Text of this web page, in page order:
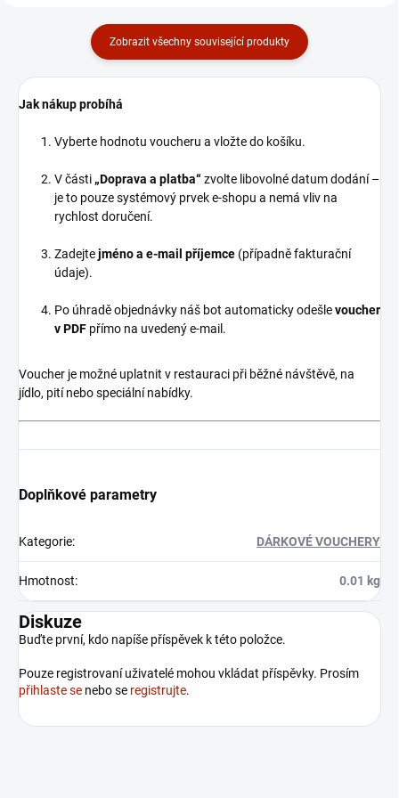
Zobrazit všechny související produkty
Jak nákup probíhá
Vyberte hodnotu voucheru a vložte do košíku.
V části „Doprava a platba“zvolte libovolné datum dodání –
je to pouze systémový prvek e-shopu a nemá vliv na
rychlost doručení.
Zadejtejméno a e-mail příjemce (případně fakturační
údaje).
Po úhradě objednávky náš bot automaticky odešlevoucher
v PDF přímo na uvedený e-mail.
Voucher je možné uplatnit v restauraci při běžné návštěvě, na
jídlo, pití nebo speciální nabídky.
Doplňkové parametry
Kategorie: DÁRKOVÉ VOUCHERY
Hmotnost: 0.01 kg
Diskuze
Buďte první, kdo napíše příspěvek k této položce.
Pouze registrovaní uživatelé mohou vkládat příspěvky. Prosím
přihlaste se nebo se registrujte.